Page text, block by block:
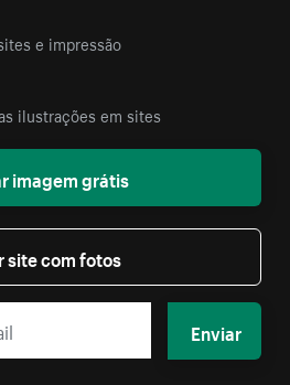
e impressão
ilustrações em sites
imagem grátis
site com fotos
Enviar